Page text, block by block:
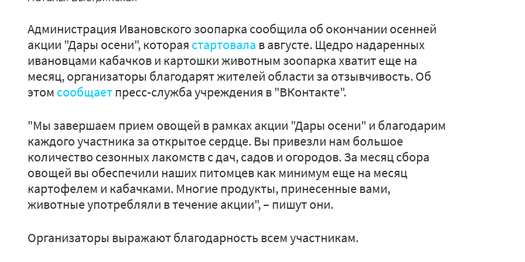
Администрация Ивановского зоопарка сообщила об окончании осенней
акции "Дары осени", которая стартовала в августе. Щедро надаренных
ивановцами кабачков и картошки животным зоопарка хватит еще на
месяц, организаторы благодарят жителей области за отзывчивость. Об
этом сообщаетпресс-служба учреждения в "ВКонтакте".
"Мы завершаем прием овощей в рамках акции "Дары осени" и благодарим
каждого участника за открытое сердце. Вы привезли нам большое
количество сезонных лакомств с дач, садов и огородов. За месяц сбора
овощей вы обеспечили наших питомцев как минимум еще на месяц
картофелем и кабачками. Многие продукты, принесенные вами,
животные употребляли в течение акции", – пишут они.
Организаторы выражают благодарность всем участникам.